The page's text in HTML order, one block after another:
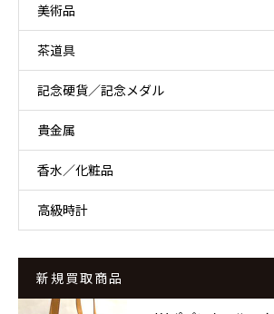
美術品
茶道具
記念硬貨／記念メダル
貴金属
香水／化粧品
高級時計
新規買取商品